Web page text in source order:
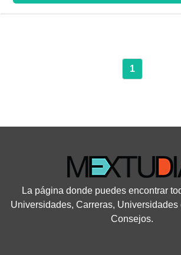
1
La página donde puedes encontrar
Universidades, Carreras, Universidades
Consejos.